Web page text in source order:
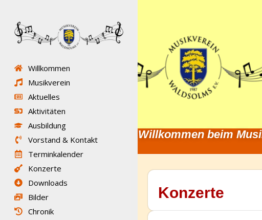
Willkommen beim
Willkommen
Musikverein
Aktuelles
Aktivitäten
Ausbildung
Vorstand & Kontakt
Terminkalender
Konzerte
Downloads
Bilder
Chronik
Konzerte